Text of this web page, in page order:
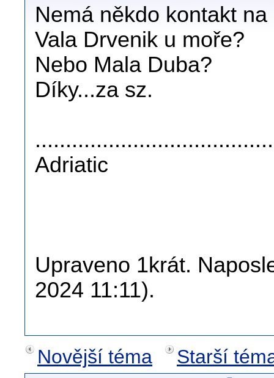
Nemá někdo kontakt
Vala Drvenik u moře?
Nebo Mala Duba?
Díky...za sz.
Adriatic
Upraveno 1krát.
2024 11:11).
Novější téma
Starší